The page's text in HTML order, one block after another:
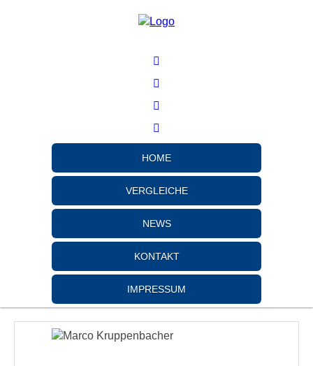
HOME
VERGLEICHE
NEWS
KONTAKT
IMPRESSUM